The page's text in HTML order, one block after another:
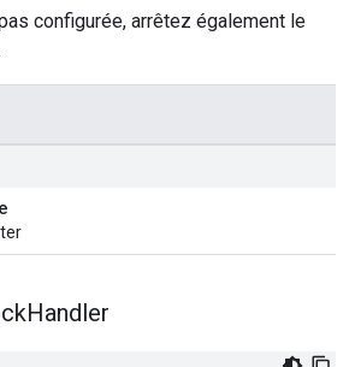
configurée, arrêtez également le
Handler